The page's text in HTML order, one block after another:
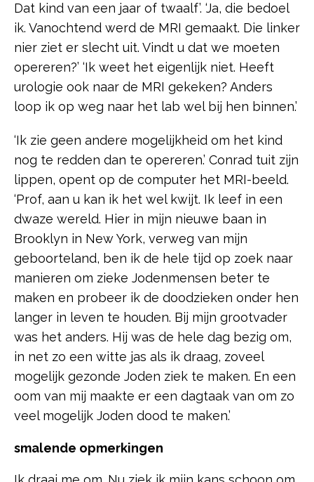
Dat kind van een jaar of twaalf’. ‘Ja, die bedoel
ik. Vanochtend werd de MRI gemaakt. Die linker
nier ziet er slecht uit. Vindt u dat we moeten
opereren?’ ‘Ik weet het eigenlijk niet. Heeft
urologie ook naar de MRI gekeken? Anders
loop ik op weg naar het lab wel bij hen binnen.’
‘Ik zie geen andere mogelijkheid om het kind
nog te redden dan te opereren.’ Conrad tuit zijn
lippen, opent op de computer het MRI-beeld.
‘Prof, aan u kan ik het wel kwijt. Ik leef in een
dwaze wereld. Hier in mijn nieuwe baan in
Brooklyn in New York, verweg van mijn
geboorteland, ben ik de hele tijd op zoek naar
manieren om zieke Jodenmensen beter te
maken en probeer ik de doodzieken onder hen
langer in leven te houden. Bij mijn grootvader
was het anders. Hij was de hele dag bezig om,
in net zo een witte jas als ik draag, zoveel
mogelijk gezonde Joden ziek te maken. En een
oom van mij maakte er een dagtaak van om zo
veel mogelijk Joden dood te maken.’
smalende opmerkingen